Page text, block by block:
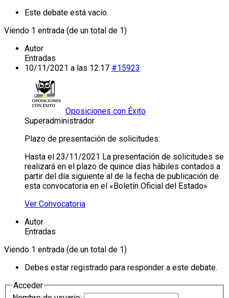
Este debate está vacío.
Viendo 1 entrada (de un total de 1)
Autor
Entradas
10/11/2021 a las 12:17 #15923
Oposiciones con Éxito
Superadministrador
Plazo de presentación de solicitudes:
Hasta el 23/11/2021 La presentación de solicitudes se
realizará en el plazo de quince días hábiles contados a
partir del día siguiente al de la fecha de publicación de
esta convocatoria en el «Boletín Oficial del Estado»
Ver Convocatoria
Autor
Entradas
Viendo 1 entrada (de un total de 1)
Debes estar registrado para responder a este debate.
Acceder